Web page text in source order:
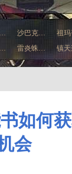
沙巴克… 祖
雷炎蛛… 镇
如何
会